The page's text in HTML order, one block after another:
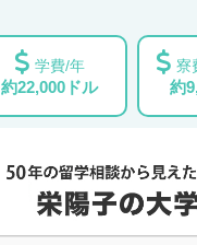
学費/年
約22,000ドル
寮
約